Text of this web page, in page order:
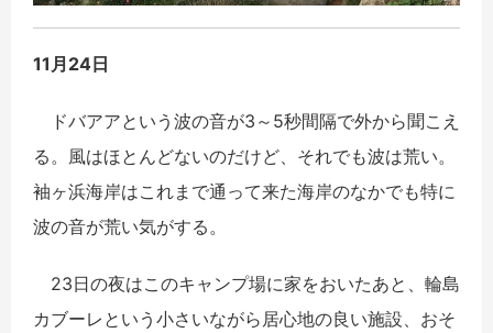
11月24日
ドバアアという波の音が3～5秒間隔で外から聞こえ
る。風はほとんどないのだけど、それでも波は荒い。
袖ヶ浜海岸はこれまで通って来た海岸のなかでも特に
波の音が荒い気がする。
23日の夜はこのキャンプ場に家をおいたあと、輪島
カブーレという小さいながら居心地の良い施設、おそ